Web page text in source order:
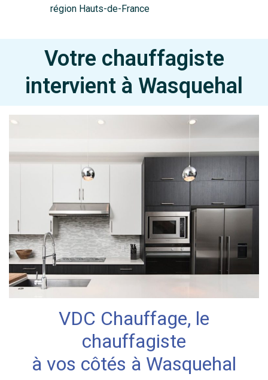
région Hauts-de-France
Votre chauffagiste
intervient à Wasquehal
VDC Chauffage, le
chauffagiste
à vos côtés à Wasquehal